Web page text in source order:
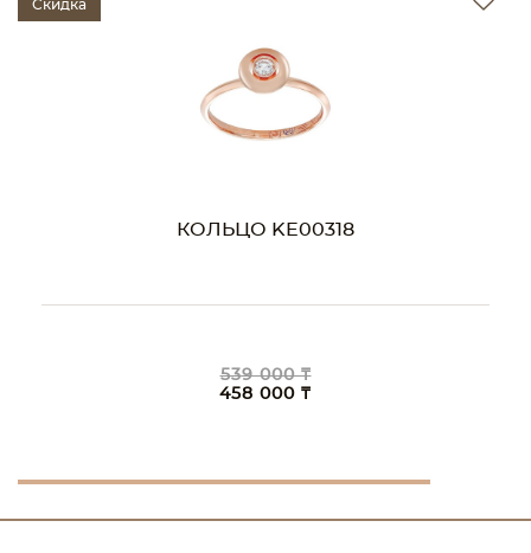
Скидка
КОЛЬЦО KE00318
539 000 ₸
458 000 ₸